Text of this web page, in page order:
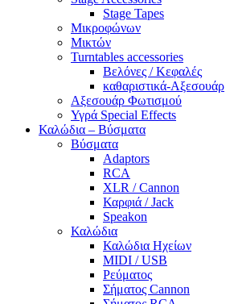
Stage Tapes
Μικροφώνων
Μικτών
Turntables accessories
Βελόνες / Κεφαλές
καθαριστικά-Αξεσουάρ
Αξεσουάρ Φωτισμού
Υγρά Special Effects
Καλώδια – Βύσματα
Βύσματα
Adaptors
RCA
XLR / Cannon
Καρφιά / Jack
Speakon
Καλώδια
Καλώδια Ηχείων
MIDI / USB
Ρεύματος
Σήματος Cannon